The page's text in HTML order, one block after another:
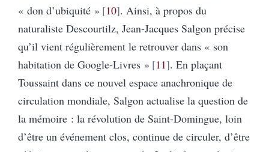
« don d’ubiquité » 10 . Ainsi, à propos du
naturaliste Descourtilz, Jean-Jacques Salgon précise
qu’il vient régulièrement le retrouver dans « son
habitation de Google-Livres » 11 . En plaçant
Toussaint dans ce nouvel espace anachronique de
circulation mondiale, Salgon actualise la question de
la mémoire : la révolution de Saint-Domingue, loin
d’être un événement clos, continue de circuler, d’être